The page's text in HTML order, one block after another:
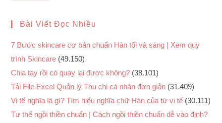
Bài Viết Đọc Nhiều
7 Bước skincare cơ bản chuẩn Hàn tối và sáng | Xem quy
trình Skincare (49.150)
Chia tay rồi có quay lại được không? (38.101)
Tải File Excel Quản lý Thu chi cá nhân đơn giản (31.409)
Vi tế nghĩa là gì? Tìm hiểu nghĩa chữ Hán của từ vi tế (30.111)
Tư thế ngồi thiền chuẩn | Cách ngồi thiền chuẩn dễ vào định?